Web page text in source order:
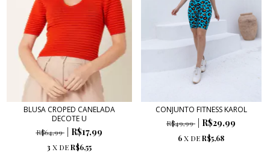
BLUSA CROPED CANELADA
DECOTE U
R$64,99 R$17,99
3 X DER$6,55
CONJUNTO FITNESS KAROL
R$49,99 R$29,99
6X DER$5,68